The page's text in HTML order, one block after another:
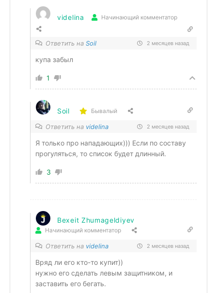
videlina Начинающий комментатор
Ответить на Soil 2 месяцев назад
купа забыл
1
Soil Бывалый
Ответить на videlina 2 месяцев назад
Я только про нападающих))) Если по составу
прогуляться, то список будет длинный.
3
Bexeit Zhumageldiyev
Начинающий комментатор
Ответить на videlina 2 месяцев назад
Вряд ли его кто-то купит))
нужно его сделать левым защитником, и
заставить его бегать.